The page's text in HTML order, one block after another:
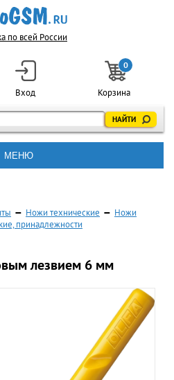
по всей России
Вход
0
Корзина
МЕНЮ
— Ножи технические — Ножи
принадлежности
лезвием 6 мм